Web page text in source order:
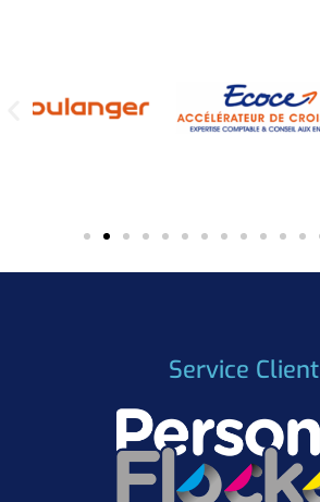
Service Client